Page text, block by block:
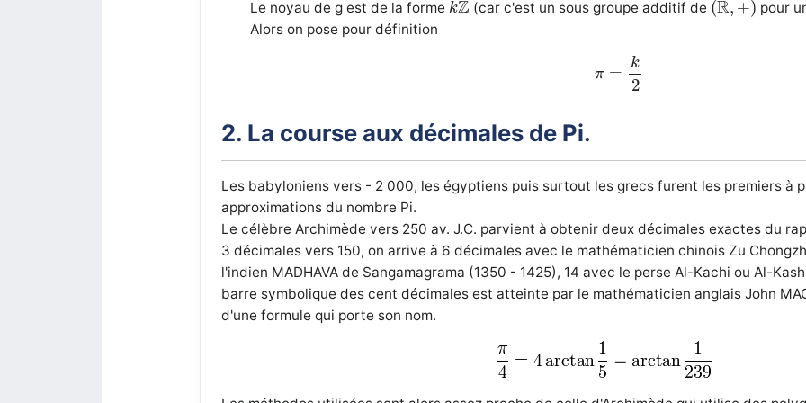
Le noyau de g est de la forme kZ (car c'est un sous groupe additif de (R, +) pour
Alors on pose pour définition
π =
k
2
2
2. La course aux décimales de Pi.
Les babyloniens vers - 2 000, les égyptiens puis surtout les grecs furent les premiers à
approximations du nombre Pi.
Le célèbre Archimède vers 250 av. J.C. parvient à obtenir deux décimales exactes du
3 décimales vers 150, on arrive à 6 décimales avec le mathématicien chinois Zu
l'indien MADHAVA de Sangamagrama (1350 - 1425), 14 avec le perse Al-Kachi ou Al-
barre symbolique des cent décimales est atteinte par le mathématicien anglais John
d'une formule qui porte son nom.